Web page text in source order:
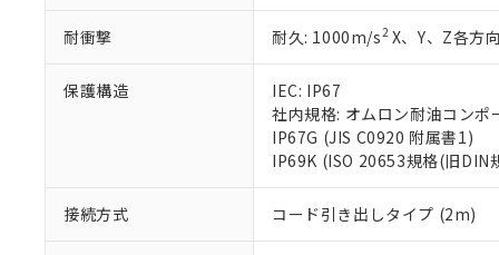
耐衝撃 耐久: 1000m/s2X、Y、Z各方
保護構造
IEC: IP67
社内規格: オムロン耐油コンポ
IP67G (JIS C0920 附属書1)
IP69K (ISO 20653規格(旧DIN
接続方式 コード引き出しタイプ (2m)